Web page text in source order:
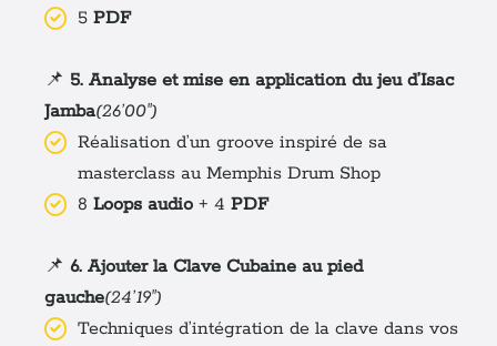
5 PDF
📌 5. Analyse et mise en application du jeu d’Isac
Jamba(26’00")
Réalisation d’un groove inspiré de sa
masterclass au Memphis Drum Shop
8 Loops audio + 4 PDF
📌 6. Ajouter la Clave Cubaine au pied
gauche(24’19")
Techniques d’intégration de la clave dans vos